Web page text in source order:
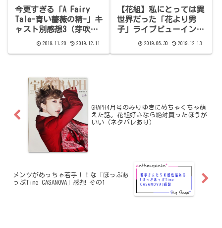
今更すぎる「A Fairy
Tale-青い薔薇の精-」キ
ャスト別感想3（芽吹・
2019.11.20 2019.12.11
【花組】私にとっては異
世界だった「花より男
子」ライブビューイング
2019.06.30 2019.12.13
GRAPH4月号のみりゆきにめちゃくちゃ萌
えた話。花組好きなら絶対買ったほうが
いい（ネタバレあり）
メンツがめっちゃ若手！！な「ぽっぷあ
っぷTime CASANOVA」感想 その1